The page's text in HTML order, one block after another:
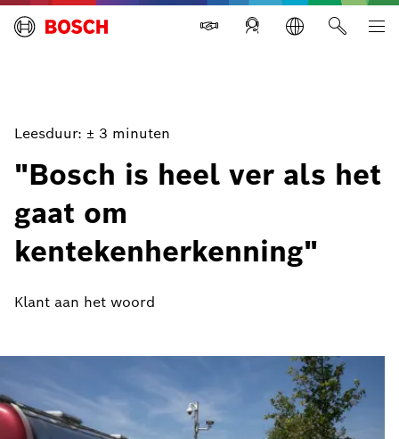
Bosch Building Technologies Nederland
Leesduur: ± 3 minuten
"Bosch is heel ver als het
gaat om
kentekenherkenning"
Klant aan het woord